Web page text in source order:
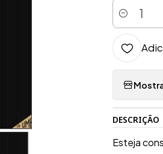
Quantidade
DESCRIÇÃO
Esteja